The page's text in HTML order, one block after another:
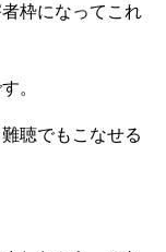
枠になってこれ
。
聴でもこなせる